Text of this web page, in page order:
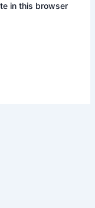
in this browser